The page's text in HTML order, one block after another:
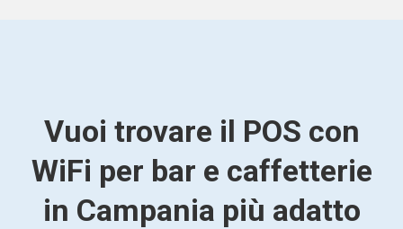
Vuoi trovare il POS con
WiFi per bar e caffetterie
in Campania più adatto